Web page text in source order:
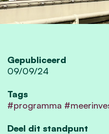
Gepubliceerd
09/09/24
Tags
#programma
Deel dit standpunt